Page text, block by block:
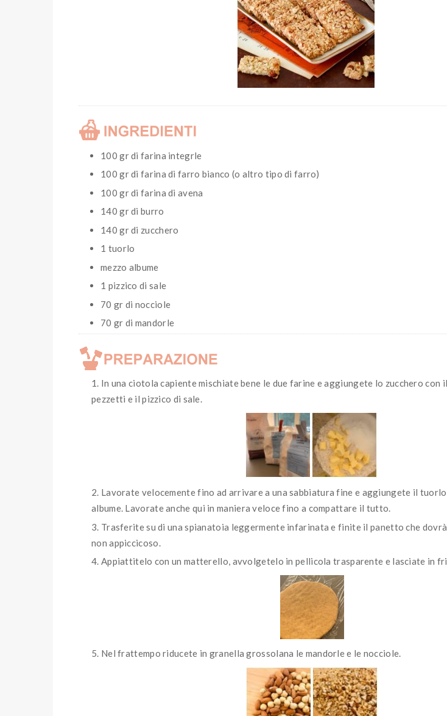
100 gr di farina integrle
100 gr di farina di farro bianco (o altro tipo di farro)
100 gr di farina di avena
140 gr di burro
140 gr di zucchero
1 tuorlo
mezzo albume
1 pizzico di sale
70 gr di nocciole
70 gr di mandorle
In una ciotola capiente mischiate bene le due farine e aggiungete lo zucchero con
pezzetti e il pizzico di sale.
Lavorate velocemente fino ad arrivare a una sabbiatura fine e aggiungete il tuorlo
albume. Lavorate anche qui in maniera veloce fino a compattare il tutto.
Trasferite su di una spianatoia leggermente infarinata e finite il panetto che
non appiccicoso.
Appiattitelo con un matterello, avvolgetelo in pellicola trasparente e lasciate in
Nel frattempo riducete in granella grossolana le mandorle e le nocciole.